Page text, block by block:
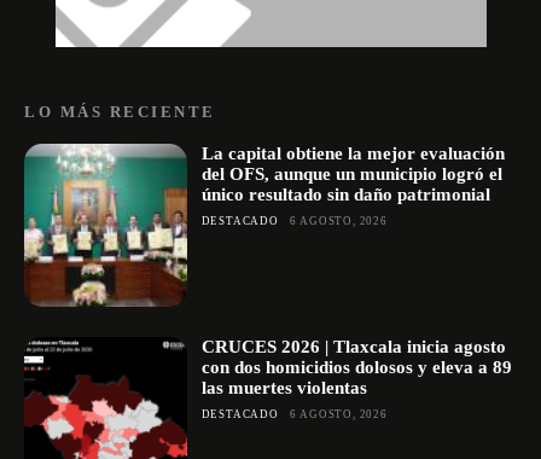
LO MÁS RECIENTE
La capital obtiene la mejor evaluación
del OFS, aunque un municipio logró el
único resultado sin daño patrimonial
DESTACADO 6 AGOSTO, 2026
CRUCES 2026 | Tlaxcala inicia agosto
con dos homicidios dolosos y eleva a 89
las muertes violentas
DESTACADO 6 AGOSTO, 2026